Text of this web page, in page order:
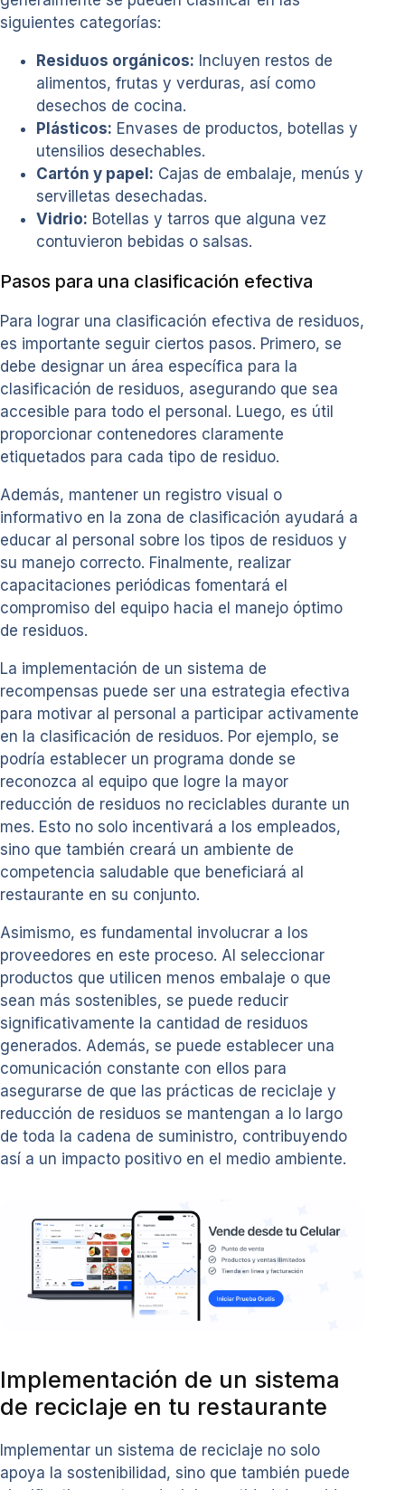
siguientes categorías:
Residuos orgánicos: Incluyen restos de
alimentos, frutas y verduras, así como
desechos de cocina.
Plásticos: Envases de productos, botellas y
utensilios desechables.
Cartón y papel: Cajas de embalaje, menús y
servilletas desechadas.
Vidrio: Botellas y tarros que alguna vez
contuvieron bebidas o salsas.
Pasos para una clasificación efectiva
Para lograr una clasificación efectiva de residuos,
es importante seguir ciertos pasos. Primero, se
debe designar un área específica para la
clasificación de residuos, asegurando que sea
accesible para todo el personal. Luego, es útil
proporcionar contenedores claramente
etiquetados para cada tipo de residuo.
Además, mantener un registro visual o
informativo en la zona de clasificación ayudará a
educar al personal sobre los tipos de residuos y
su manejo correcto. Finalmente, realizar
capacitaciones periódicas fomentará el
compromiso del equipo hacia el manejo óptimo
de residuos.
La implementación de un sistema de
recompensas puede ser una estrategia efectiva
para motivar al personal a participar activamente
en la clasificación de residuos. Por ejemplo, se
podría establecer un programa donde se
reconozca al equipo que logre la mayor
reducción de residuos no reciclables durante un
mes. Esto no solo incentivará a los empleados,
sino que también creará un ambiente de
competencia saludable que beneficiará al
restaurante en su conjunto.
Asimismo, es fundamental involucrar a los
proveedores en este proceso. Al seleccionar
productos que utilicen menos embalaje o que
sean más sostenibles, se puede reducir
significativamente la cantidad de residuos
generados. Además, se puede establecer una
comunicación constante con ellos para
asegurarse de que las prácticas de reciclaje y
reducción de residuos se mantengan a lo largo
de toda la cadena de suministro, contribuyendo
así a un impacto positivo en el medio ambiente.
Implementación de un sistema
de reciclaje en tu restaurante
Implementar un sistema de reciclaje no solo
apoya la sostenibilidad, sino que también puede